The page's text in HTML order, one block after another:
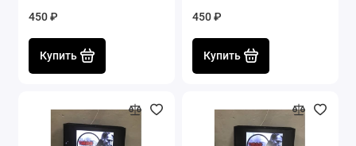
450 ₽
Купить
450 ₽
Купить